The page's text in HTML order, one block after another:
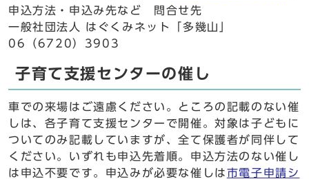
申込方法・申込み先など 問合せ先
一般社団法人 はぐくみネット「多幾山」
06（6720）3903
子育て支援センターの催し
車での来場はご遠慮ください。ところの記載のない催
しは、各子育て支援センターで開催。対象は子どもに
ついてのみ記載していますが、全て保護者が同伴して
ください。いずれも申込先着順。申込方法のない催し
は申込不要です。申込みが必要な催しは市電子申請シ